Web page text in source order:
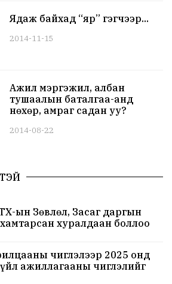
Ядаж байхад “яр” гэгчээр...
2014-11-15
Ажил мэргэжил, албан
тушаалын баталгаа-анд
нөхөр, амраг садан уу?
2014-08-22
ын Зөвлөл, Засаг даргын
хуралдаан боллоо
чиглэлээр 2025 онд
ажиллагааны чиглэлийг